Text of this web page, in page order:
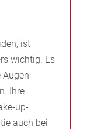
ist
wichtig. Es
Augen
Ihre
up-
auch bei